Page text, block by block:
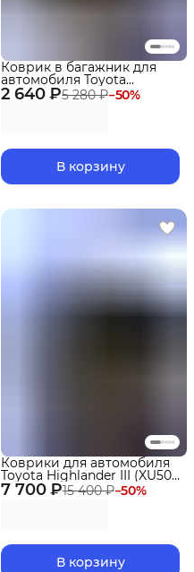
2 640 ₽5 280 ₽−50%
Коврик в багажник для
автомобиля Toyota
Highlander III (XU50)(2013-
2021) разлож.3 ряд.EVA 3D
В корзину
7 700 ₽15 400 ₽−50%
Коврики для автомобиля
Toyota Highlander III (XU50)
(2013-2021) Premium ("EVA
3D") в cалон
В корзину